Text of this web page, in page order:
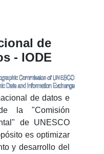
de
- IODE
de datos e
la "Comisión
de UNESCO
es optimizar
y desarrollo del